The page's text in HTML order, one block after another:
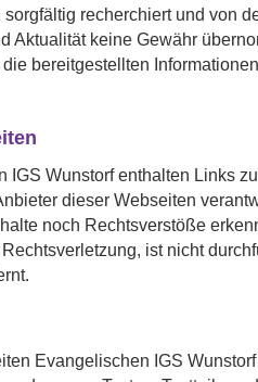
recherchiert und von
Aktualität keine Gewähr
bereitgestellten
IGS Wunstorf enthalten Links
dieser Webseiten
noch Rechtsverstöße
ist nicht
Evangelischen IGS